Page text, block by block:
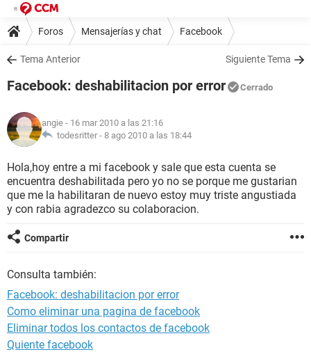
Foros Mensajerías y chat Facebook
Tema Anterior Siguiente Tema
Facebook: deshabilitacion por error Cerrado
angie - 16 mar 2010 a las 21:16
todesritter - 8 ago 2010 a las 18:44
Hola,hoy entre a mi facebook y sale que esta cuenta se
encuentra deshabilitada pero yo no se porque me gustarian
que me la habilitaran de nuevo estoy muy triste angustiada
y con rabia agradezco su colaboracion.
Compartir
Consulta también:
Facebook: deshabilitacion por error
Como eliminar una pagina de facebook
Eliminar todos los contactos de facebook
Quiente facebook